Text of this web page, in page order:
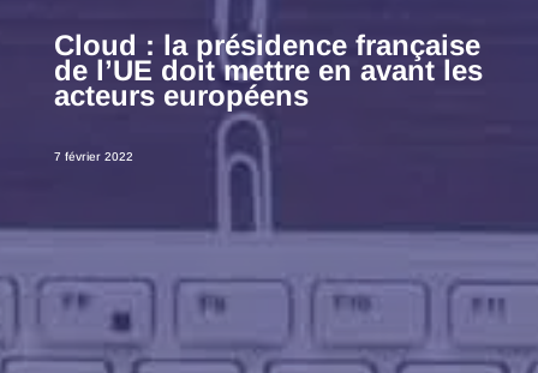
Cloud : la présidence française
de l’UE doit mettre en avant les
acteurs européens
7 février 2022